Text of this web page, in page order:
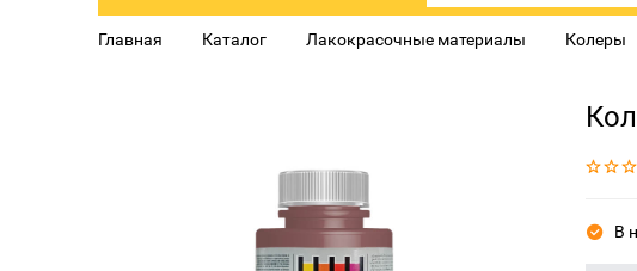
Главная Каталог Лакокрасочные материалы Колеры
В